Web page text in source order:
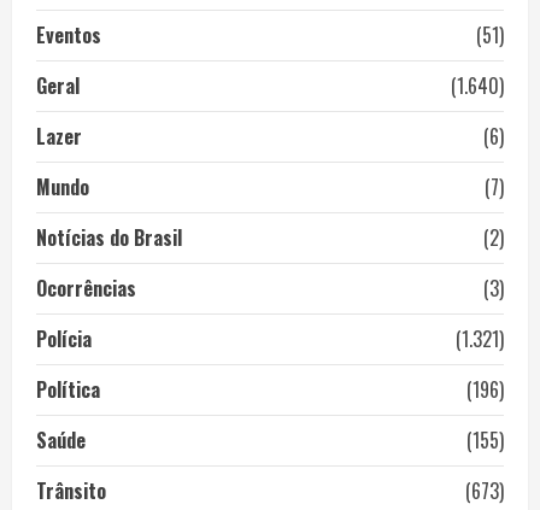
Eventos
(51)
Geral
(1.640)
Lazer
(6)
Mundo
(7)
Notícias do Brasil
(2)
Ocorrências
(3)
Polícia
(1.321)
Política
(196)
Saúde
(155)
Trânsito
(673)